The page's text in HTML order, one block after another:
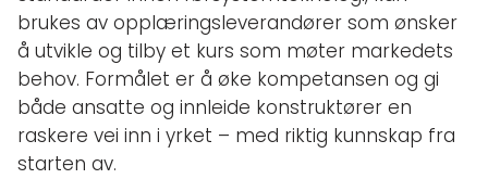
brukes av opplæringsleverandører som ønsker
å utvikle og tilby et kurs som møter markedets
behov. Formålet er å øke kompetansen og gi
både ansatte og innleide konstruktører en
raskere vei inn i yrket – med riktig kunnskap fra
starten av.